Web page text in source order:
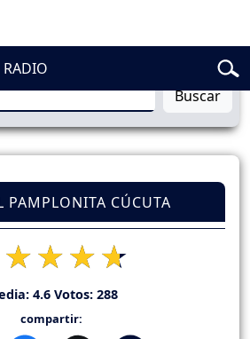
RADIO
Buscar
PAMPLONITA CÚCUTA
4.6Votos: 288
compartir: